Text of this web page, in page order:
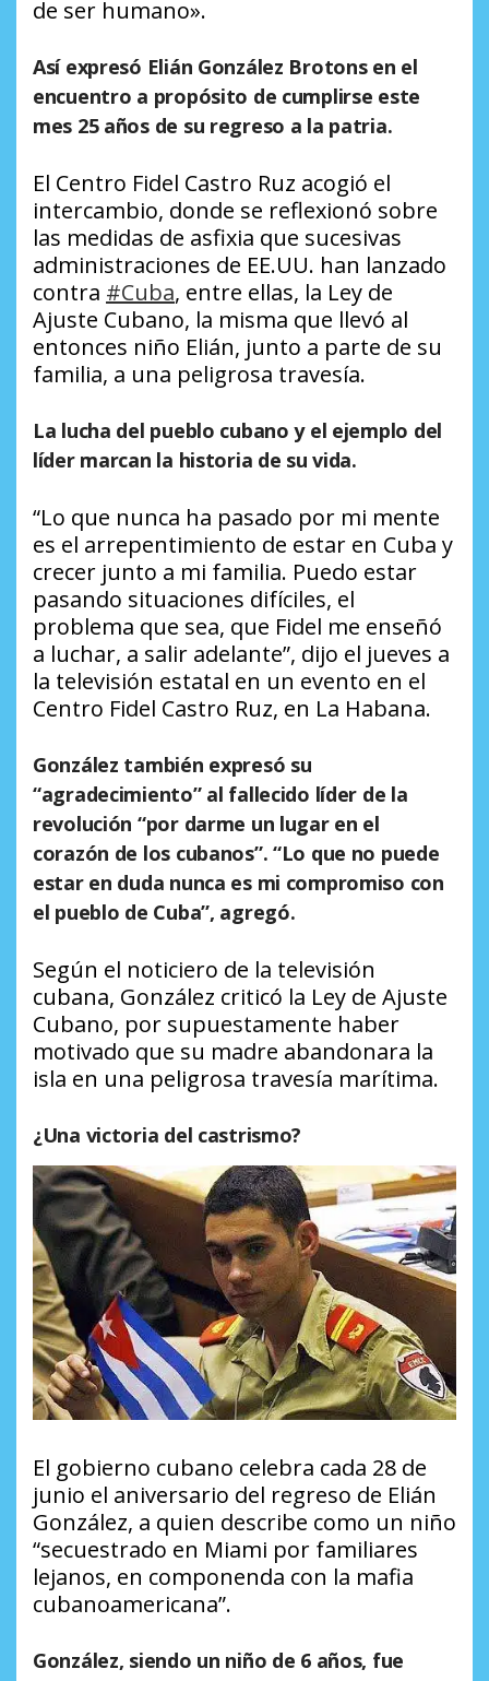
de ser humano».
Así expresó Elián González Brotons en el
encuentro a propósito de cumplirse este
mes 25 años de su regreso a la patria.
El Centro Fidel Castro Ruz acogió el
intercambio, donde se reflexionó sobre
las medidas de asfixia que sucesivas
administraciones de EE.UU. han lanzado
contra #Cuba, entre ellas, la Ley de
Ajuste Cubano, la misma que llevó al
entonces niño Elián, junto a parte de su
familia, a una peligrosa travesía.
La lucha del pueblo cubano y el ejemplo del
líder marcan la historia de su vida.
“Lo que nunca ha pasado por mi mente
es el arrepentimiento de estar en Cuba y
crecer junto a mi familia. Puedo estar
pasando situaciones difíciles, el
problema que sea, que Fidel me enseñó
a luchar, a salir adelante”, dijo el jueves a
la televisión estatal en un evento en el
Centro Fidel Castro Ruz, en La Habana.
González también expresó su
“agradecimiento” al fallecido líder de la
revolución “por darme un lugar en el
corazón de los cubanos”. “Lo que no puede
estar en duda nunca es mi compromiso con
el pueblo de Cuba”, agregó.
Según el noticiero de la televisión
cubana, González criticó la Ley de Ajuste
Cubano, por supuestamente haber
motivado que su madre abandonara la
isla en una peligrosa travesía marítima.
¿Una victoria del castrismo?
El gobierno cubano celebra cada 28 de
junio el aniversario del regreso de Elián
González, a quien describe como un niño
“secuestrado en Miami por familiares
lejanos, en componenda con la mafia
cubanoamericana”.
González, siendo un niño de 6 años, fue